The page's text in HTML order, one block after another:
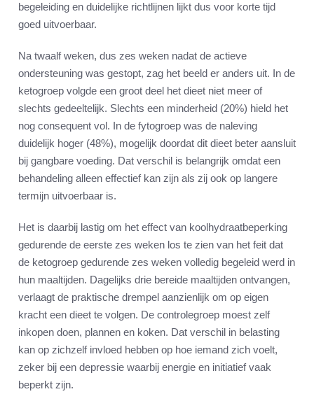
begeleiding en duidelijke richtlijnen lijkt dus voor korte tijd
goed uitvoerbaar.
Na twaalf weken, dus zes weken nadat de actieve
ondersteuning was gestopt, zag het beeld er anders uit. In de
ketogroep volgde een groot deel het dieet niet meer of
slechts gedeeltelijk. Slechts een minderheid (20%) hield het
nog consequent vol. In de fytogroep was de naleving
duidelijk hoger (48%), mogelijk doordat dit dieet beter aansluit
bij gangbare voeding. Dat verschil is belangrijk omdat een
behandeling alleen effectief kan zijn als zij ook op langere
termijn uitvoerbaar is.
Het is daarbij lastig om het effect van koolhydraatbeperking
gedurende de eerste zes weken los te zien van het feit dat
de ketogroep gedurende zes weken volledig begeleid werd in
hun maaltijden. Dagelijks drie bereide maaltijden ontvangen,
verlaagt de praktische drempel aanzienlijk om op eigen
kracht een dieet te volgen. De controlegroep moest zelf
inkopen doen, plannen en koken. Dat verschil in belasting
kan op zichzelf invloed hebben op hoe iemand zich voelt,
zeker bij een depressie waarbij energie en initiatief vaak
beperkt zijn.